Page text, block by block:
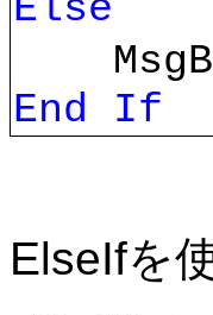
Else
End If
ElseIfを